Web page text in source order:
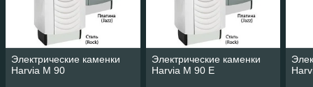
Электрические каменки
Harvia М 90
Электрические каменки
Harvia М 90 E